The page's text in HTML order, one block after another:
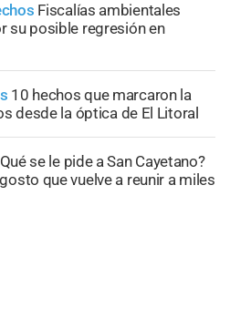
Fiscalías ambientales
su posible regresión en
10 hechos que marcaron la
desde la óptica de El Litoral
se le pide a San Cayetano?
que vuelve a reunir a miles